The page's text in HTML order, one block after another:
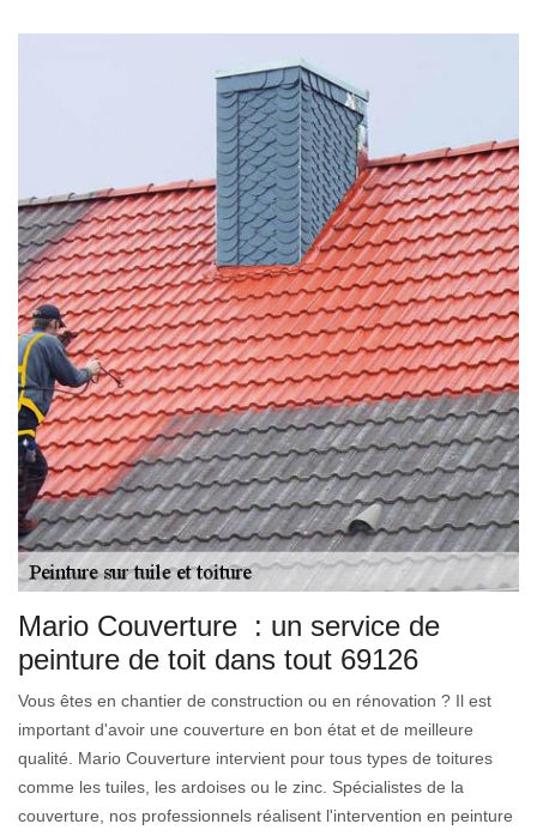
Mario Couverture : un service de
peinture de toit dans tout 69126
Vous êtes en chantier de construction ou en rénovation ? Il est
important d'avoir une couverture en bon état et de meilleure
qualité. Mario Couverture intervient pour tous types de toitures
comme les tuiles, les ardoises ou le zinc. Spécialistes de la
couverture, nos professionnels réalisent l'intervention en peinture